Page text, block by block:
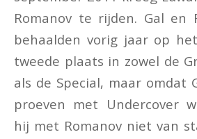
Romanov te rijden. Gal en
behaalden vorig jaar op
tweede plaats in zowel de
als de Special, maar omdat
proeven met Undercover
hij met Romanov niet van